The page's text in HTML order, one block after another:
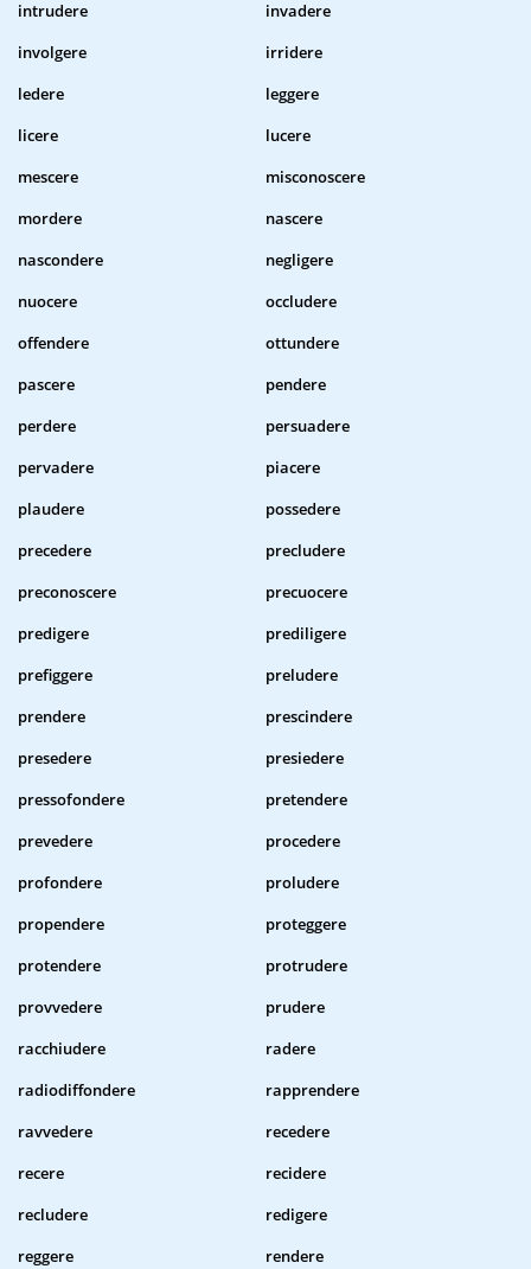
intrudere
invadere
involgere
irridere
ledere
leggere
licere
lucere
mescere
misconoscere
mordere
nascere
nascondere
negligere
nuocere
occludere
offendere
ottundere
pascere
pendere
perdere
persuadere
pervadere
piacere
plaudere
possedere
precedere
precludere
preconoscere
precuocere
predigere
prediligere
prefiggere
preludere
prendere
prescindere
presedere
presiedere
pressofondere
pretendere
prevedere
procedere
profondere
proludere
propendere
proteggere
protendere
protrudere
provvedere
prudere
racchiudere
radere
radiodiffondere
rapprendere
ravvedere
recedere
recere
recidere
recludere
redigere
reggere
rendere